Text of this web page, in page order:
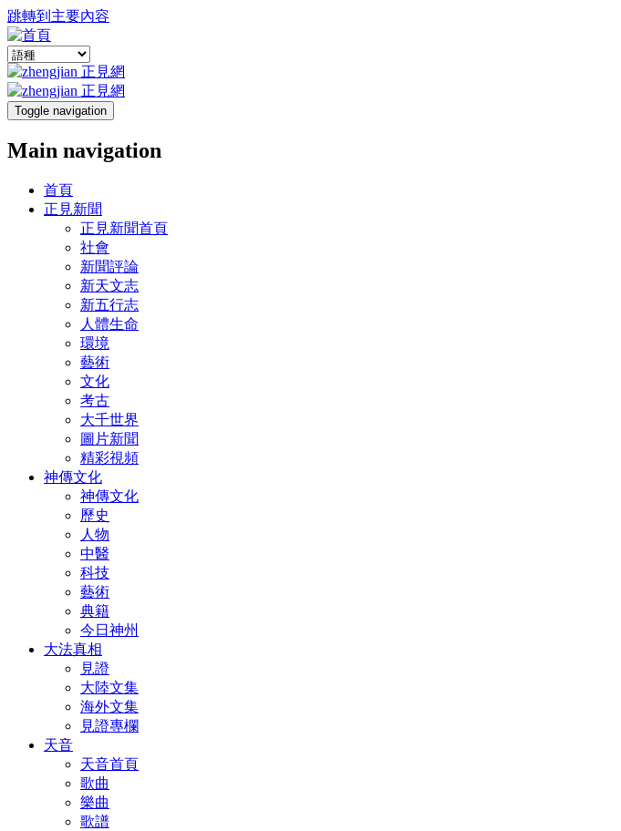
跳轉到主要內容
Toggle navigation
Main navigation
首頁
正見新聞
正見新聞首頁
社會
新聞評論
新天文志
新五行志
人體生命
環境
藝術
文化
考古
大千世界
圖片新聞
精彩視頻
神傳文化
神傳文化
歷史
人物
中醫
科技
藝術
典籍
今日神州
大法真相
見證
大陸文集
海外文集
見證專欄
天音
天音首頁
歌曲
樂曲
歌譜